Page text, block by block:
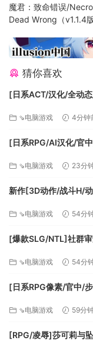
游戏中包含了锋利、
藏武器。每名角色能
来武装小队。
每把武器能插装三块
能把战斗力提升到更
魔君：致命错误/
Dead Wrong（v1.1.4版
猜你喜欢
[日系ACT/汉化/全动
⇘电脑游戏 4分钟
[日系RPG/AI汉化/官
⇘电脑游戏 23分
新作[3D动作/战斗H/
⇘电脑游戏 54分
[爆款SLG/NTL]社群
ニュース+存档+作弊
⇘电脑游戏 54分
[日系RPG像素/官中/
ムと世界樹の牧場～
⇘电脑游戏 59分
[RPG/凌辱]莎可莉与